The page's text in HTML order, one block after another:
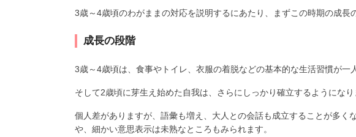
3歳～4歳頃のわがままの対応を説明するにあたり、まずこの時期の成長
成長の段階
3歳～4歳頃は、食事やトイレ、衣服の着脱などの基本的な生活習慣が一
そして2歳頃に芽生え始めた自我は、さらにしっかり確立するようになり
個人差がありますが、語彙も増え、大人との会話も成立することが多く
や、細かい意思表示は未熟なところもみられます。